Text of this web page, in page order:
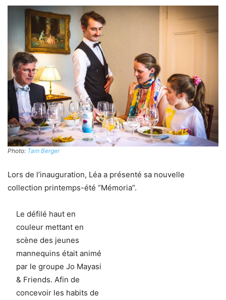
Photo: Tam Berger
Lors de l’inauguration, Léa a présenté sa nouvelle
collection printemps-été “Mémoria”.
Le défilé haut en
couleur mettant en
scène des jeunes
mannequins était animé
par le groupe Jo Mayasi
& Friends. Afin de
concevoir les habits de